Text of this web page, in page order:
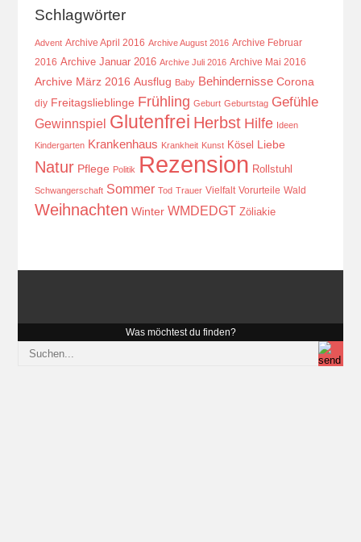
Schlagwörter
Advent Archive April 2016 Archive August 2016 Archive Februar
2016 Archive Januar 2016 Archive Juli 2016 Archive Mai 2016
Archive März 2016 Ausflug Baby Behindernisse Corona
diy Freitagslieblinge Frühling Geburt Geburtstag Gefühle
Gewinnspiel Glutenfrei Herbst Hilfe Ideen
Kindergarten Krankenhaus Krankheit Kunst Kösel Liebe
Natur Pflege Politik Rezension Rollstuhl
Schwangerschaft Sommer Tod Trauer Vielfalt Vorurteile Wald
Weihnachten Winter WMDEDGT Zöliakie
Was möchtest du finden?